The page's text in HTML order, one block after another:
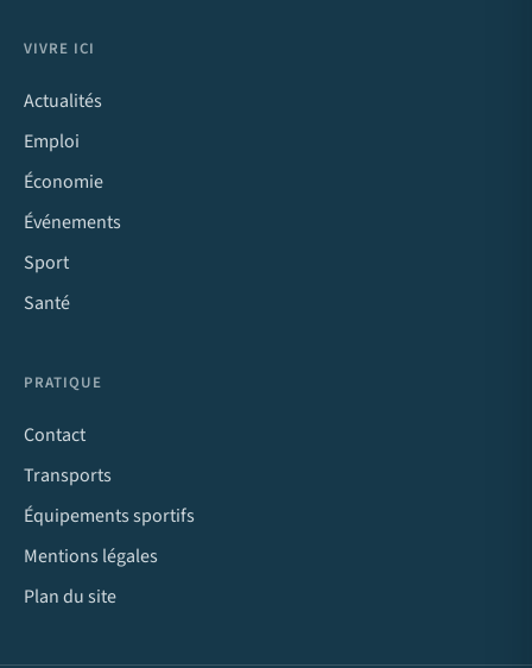
VIVRE ICI
Actualités
Emploi
Économie
Événements
Sport
Santé
PRATIQUE
Contact
Transports
Équipements sportifs
Mentions légales
Plan du site